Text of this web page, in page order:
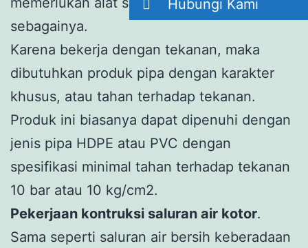
sebagainya.
Karena bekerja dengan tekanan, maka
dibutuhkan produk pipa dengan karakter
khusus, atau tahan terhadap tekanan.
Produk ini biasanya dapat dipenuhi dengan
jenis pipa HDPE atau PVC dengan
spesifikasi minimal tahan terhadap tekanan
10 bar atau 10 kg/cm2.
Pekerjaan kontruksi saluran air kotor.
Sama seperti saluran air bersih keberadaan
Hubungi Kami